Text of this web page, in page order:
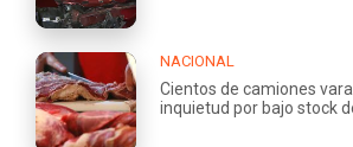
NACIONAL
Cientos de camiones
inquietud por bajo stock